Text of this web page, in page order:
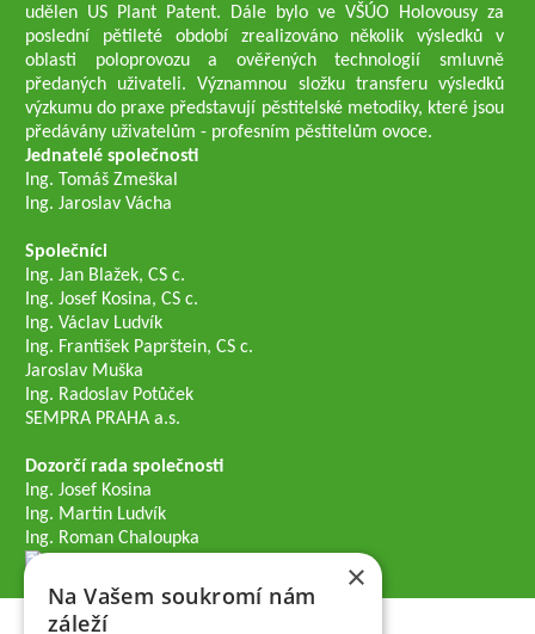
udělen US Plant Patent. Dále bylo ve VŠÚO Holovousy za
poslední pětileté období zrealizováno několik výsledků v
oblasti poloprovozu a ověřených technologií smluvně
předaných uživateli. Významnou složku transferu výsledků
výzkumu do praxe představují pěstitelské metodiky, které jsou
předávány uživatelům - profesním pěstitelům ovoce.
Jednatelé společnosti
Ing. Tomáš Zmeškal
Ing. Jaroslav Vácha
Společníci
Ing. Jan Blažek, CS c.
Ing. Josef Kosina, CS c.
Ing. Václav Ludvík
Ing. František Paprštein, CS c.
Jaroslav Muška
Ing. Radoslav Potůček
SEMPRA PRAHA a.s.
Dozorčí rada společnosti
Ing. Josef Kosina
Ing. Martin Ludvík
Ing. Roman Chaloupka
×
Na Vašem soukromí nám
záleží